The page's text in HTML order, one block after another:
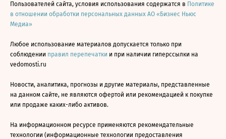
Пользователей сайта, условия использования содержатся в Политике
в отношении обработки персональных данных АО «Бизнес Ньюс
Медиа»
Любое использование материалов допускается только при
соблюдении правил перепечатки и при наличии гиперссылки на
vedomosti.ru
Новости, аналитика, прогнозы и другие материалы, представленные
на данном сайте, не являются офертой или рекомендацией к покупке
или продаже каких-либо активов.
На информационном ресурсе применяются рекомендательные
технологии (информационные технологии предоставления